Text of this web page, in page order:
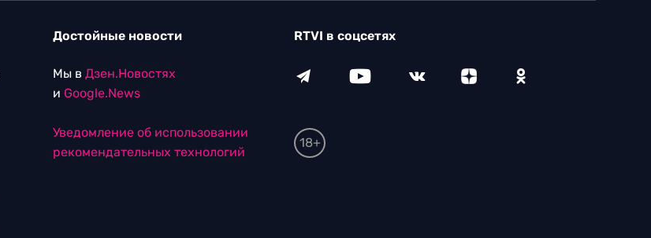
Достойные новости
Мы в Дзен.Новостях
и Google.News
Уведомление об использовании
рекомендательных технологий
RTVI в соцсетях
18+